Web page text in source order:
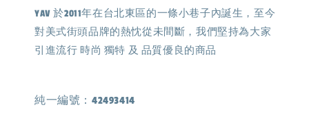
YAV 於2011年在台北東區的一條小巷子內誕生，至今
對美式街頭品牌的熱忱從未間斷，我們堅持為大家
引進流行 時尚 獨特 及 品質優良的商品
純一編號：42493414